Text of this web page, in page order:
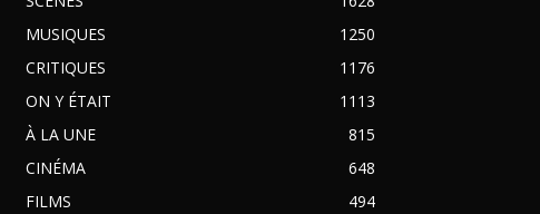
MUSIQUES
1250
CRITIQUES
1176
ON Y ÉTAIT
1113
À LA UNE
815
CINÉMA
648
FILMS
494